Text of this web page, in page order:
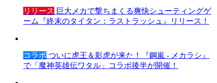
リリース 巨大メカで撃ちまくる爽快シューティングゲ
ーム『終末のタイタン：ラストラッシュ』リリース！
コラボ ついに虎王＆影虎が来た！『鋼嵐 - メカラシ』
で「魔神英雄伝ワタル」コラボ後半が開催！